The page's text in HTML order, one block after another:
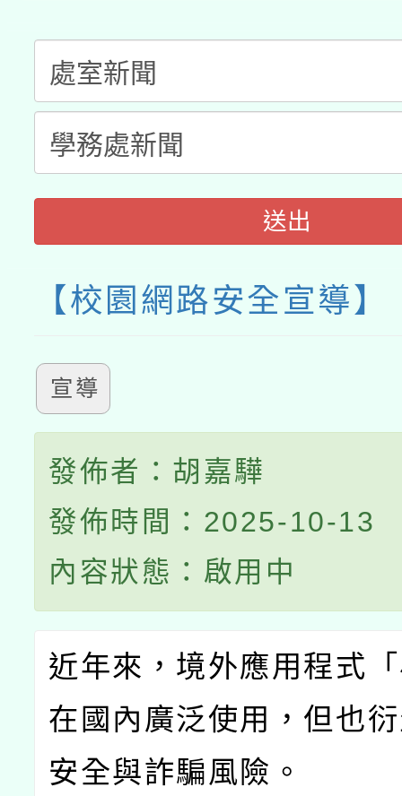
送出
【校園網路安全宣導】
宣導
發佈者：胡嘉驊
發佈時間：2025-10-13
內容狀態：啟用中
近年來，境外應用程式
在國內廣泛使用，但也
安全與詐騙風險。